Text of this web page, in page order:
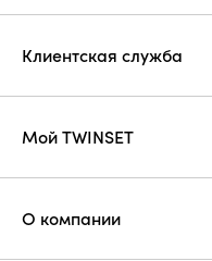
Клиентская служба
Мой TWINSET
О компании